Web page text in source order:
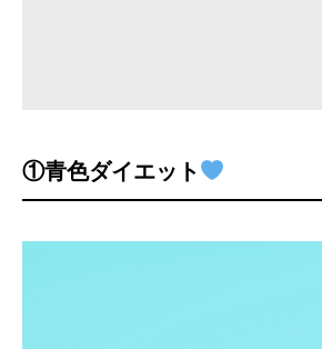
①青色ダイエット